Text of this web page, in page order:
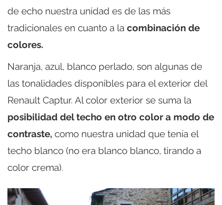
de echo nuestra unidad es de las más
tradicionales en cuanto a la combinación de
colores.
Naranja, azul, blanco perlado, son algunas de
las tonalidades disponibles para el exterior del
Renault Captur. Al color exterior se suma la
posibilidad del techo en otro color a modo de
contraste, como nuestra unidad que tenía el
techo blanco (no era blanco blanco, tirando a
color crema).